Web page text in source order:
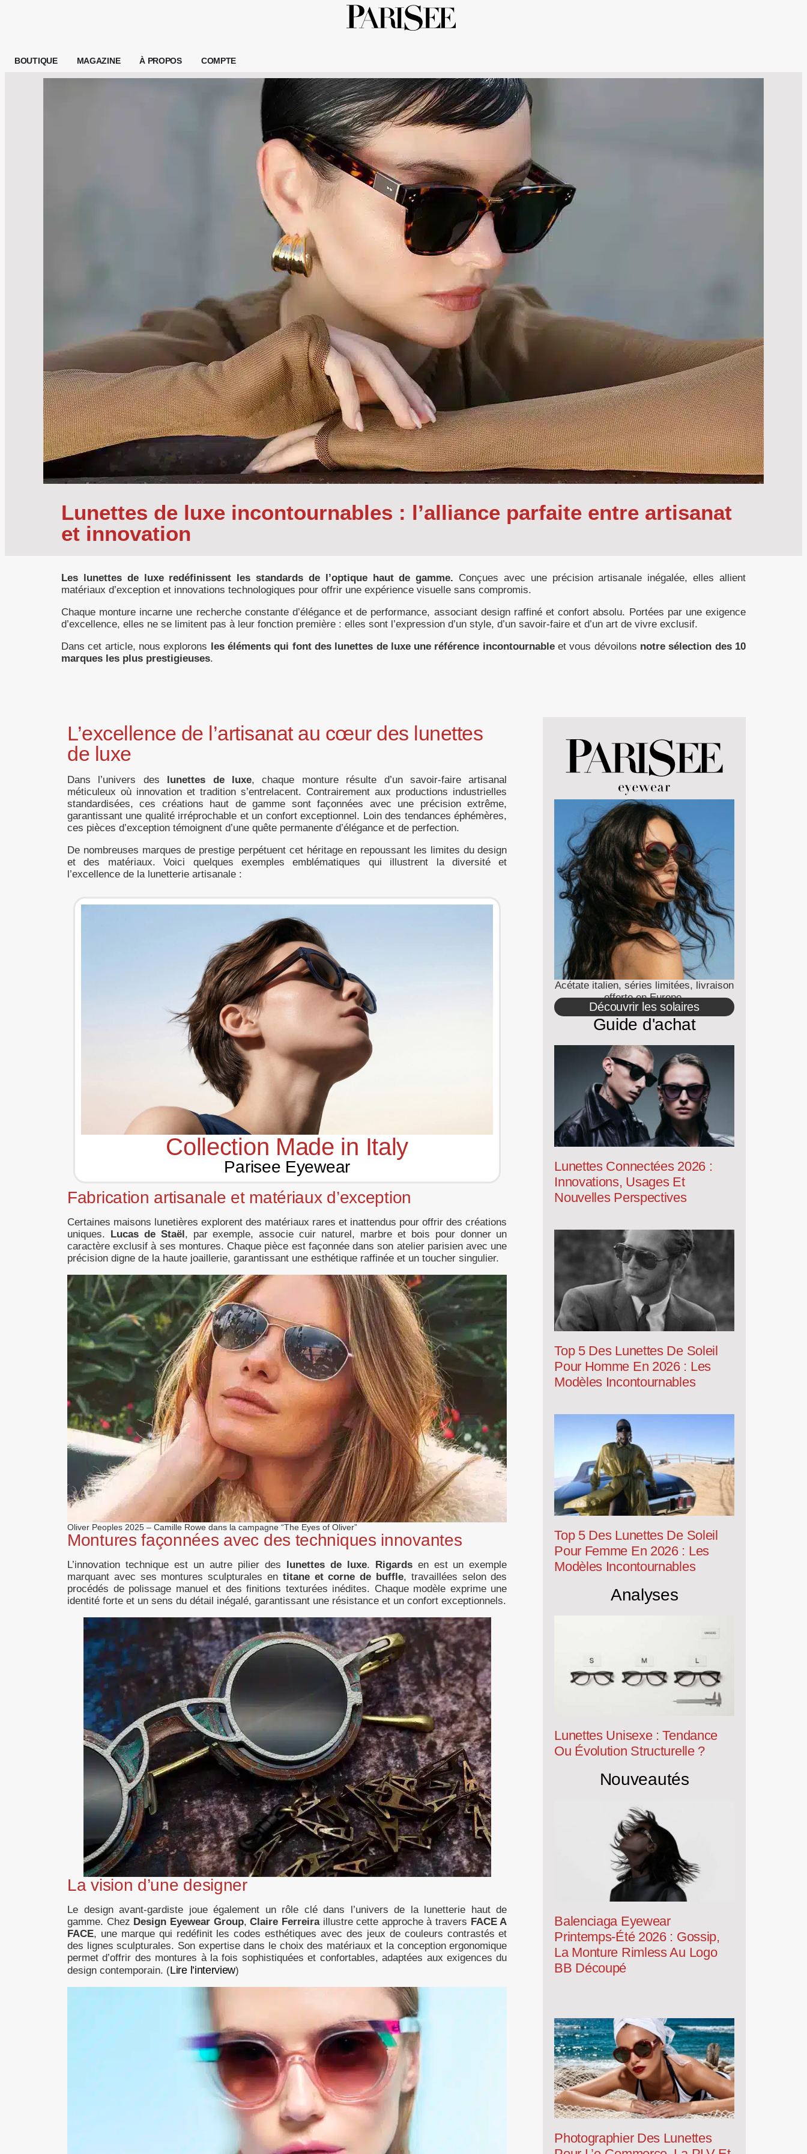
BOUTIQUE MAGAZINE À PROPOS COMPTE
Lunettes de luxe incontournables : l’alliance parfaite entre artisanat
et innovation
Les lunettes de luxe redéfinissent les standards de l’optique haut de gamme. Conçues avec une précision artisanale inégalée, elles allient
matériaux d’exception et innovations technologiques pour offrir une expérience visuelle sans compromis.
Chaque monture incarne une recherche constante d’élégance et de performance, associant design raffiné et confort absolu. Portées par une exigence
d’excellence, elles ne se limitent pas à leur fonction première : elles sont l’expression d’un style, d’un savoir-faire et d’un art de vivre exclusif.
Dans cet article, nous explorons les éléments qui font des lunettes de luxe une référence incontournableet vous dévoilons notre sélection des 10
marques les plus prestigieuses.
L’excellence de l’artisanat au cœur des lunettes
de luxe
Dans l’univers des lunettes de luxe, chaque monture résulte d’un savoir-faire artisanal
méticuleux où innovation et tradition s’entrelacent. Contrairement aux productions industrielles
standardisées, ces créations haut de gamme sont façonnées avec une précision extrême,
garantissant une qualité irréprochable et un confort exceptionnel. Loin des tendances éphémères,
ces pièces d’exception témoignent d’une quête permanente d’élégance et de perfection.
De nombreuses marques de prestige perpétuent cet héritage en repoussant les limites du design
et des matériaux. Voici quelques exemples emblématiques qui illustrent la diversité et
l’excellence de la lunetterie artisanale :
Collection Made in Italy
Parisee Eyewear
Fabrication artisanale et matériaux d’exception
Certaines maisons lunetières explorent des matériaux rares et inattendus pour offrir des créations
uniques.
Lucas de Staël , par exemple, associe cuir naturel, marbre et bois pour donner un
caractère exclusif à ses montures. Chaque pièce est façonnée dans son atelier parisien avec une
précision digne de la haute joaillerie, garantissant une esthétique raffinée et un toucher singulier.
Oliver Peoples 2025 – Camille Rowe dans la campagne “The Eyes of Oliver”
Montures façonnées avec des techniques innovantes
L’innovation technique est un autre pilier des lunettes de luxe. Rigardsen est un exemple
marquant avec ses montures sculpturales en titane et corne de buffle, travaillées selon des
procédés de polissage manuel et des finitions texturées inédites. Chaque modèle exprime une
identité forte et un sens du détail inégalé, garantissant une résistance et un confort exceptionnels.
La vision d’une designer
Le design avant-gardiste joue également un rôle clé dans l’univers de la lunetterie haut de
gamme. Chez Design Eyewear Group,Claire Ferreiraillustre cette approche à travers FACE A
FACE, une marque qui redéfinit les codes esthétiques avec des jeux de couleurs contrastés et
des lignes sculpturales. Son expertise dans le choix des matériaux et la conception ergonomique
permet d’offrir des montures à la fois sophistiquées et confortables, adaptées aux exigences du
design contemporain. (Lire l’interview)
Acétate italien, séries limitées, livraison
offerte en Europe.
Découvrir les solaires
Guide d'achat
Lunettes Connectées 2026 :
Innovations, Usages Et
Nouvelles Perspectives
Top 5 Des Lunettes De Soleil
Pour Homme En 2026 : Les
Modèles Incontournables
Top 5 Des Lunettes De Soleil
Pour Femme En 2026 : Les
Modèles Incontournables
Analyses
Lunettes Unisexe : Tendance
Ou Évolution Structurelle ?
Nouveautés
Balenciaga Eyewear
Printemps-Été 2026 : Gossip,
La Monture Rimless Au Logo
BB Découpé
Photographier Des Lunettes